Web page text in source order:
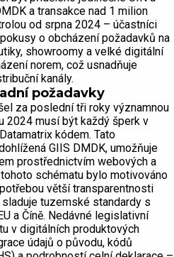
a transakce nad 1 milion
od srpna 2024 – účastníci
o obcházení požadavků na
showroomy a velké digitální
norem, což usnadňuje
kanály.
požadavky
za poslední tři roky významnou
2024 musí být každý šperk v
kódem. Tato
GIIS DMDK, umožňuje
prostřednictvím webových a
schématu bylo motivováno
větší transparentnosti
tuzemské standardy s
a Číně. Nedávné legislativní
v digitálních produktových
údajů o původu, kódů